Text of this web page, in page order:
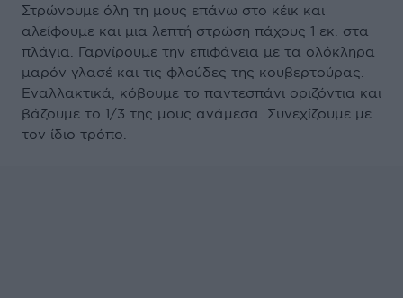
Στρώνουμε όλη τη μους επάνω στο κέικ και
αλείφουμε και μια λεπτή στρώση πάχους 1 εκ. στα
πλάγια. Γαρνίρουμε την επιφάνεια με τα ολόκληρα
μαρόν γλασέ και τις φλούδες της κουβερτούρας.
Εναλλακτικά, κόβουμε το παντεσπάνι οριζόντια και
βάζουμε το 1/3 της μους ανάμεσα. Συνεχίζουμε με
τον ίδιο τρόπο.